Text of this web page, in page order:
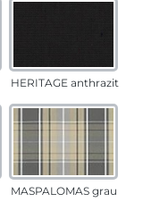
HERITAGE anthrazit
MASPALOMAS grau